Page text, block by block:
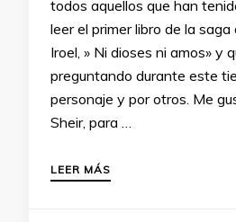
todos aquellos que han
leer el primer libro de la
Iroel, » Ni dioses ni amos» y
preguntando durante este
personaje y por otros. Me
Sheir, para …
LEER MÁS